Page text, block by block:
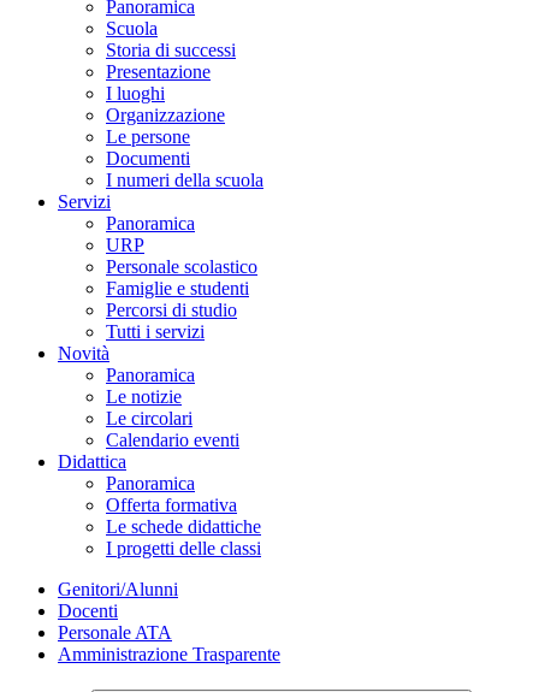
Panoramica
Scuola
Storia di successi
Presentazione
I luoghi
Organizzazione
Le persone
Documenti
I numeri della scuola
Servizi
Panoramica
URP
Personale scolastico
Famiglie e studenti
Percorsi di studio
Tutti i servizi
Novità
Panoramica
Le notizie
Le circolari
Calendario eventi
Didattica
Panoramica
Offerta formativa
Le schede didattiche
I progetti delle classi
Genitori/Alunni
Docenti
Personale ATA
Amministrazione Trasparente